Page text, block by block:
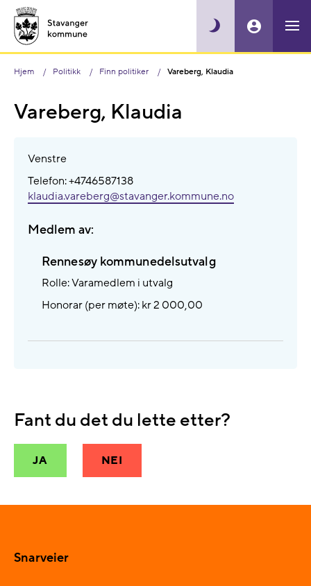
Hjem Politikk Finn politiker Vareberg, Klaudia
Vareberg, Klaudia
Venstre
Telefon: +4746587138
klaudia.vareberg@​stavanger.kommune.no
Medlem av:
Rennesøy kommunedelsutvalg
Rolle: Varamedlem i utvalg
Honorar (per møte): kr 2 000,00
Fant du det du lette etter?
JA NEI
Snarveier